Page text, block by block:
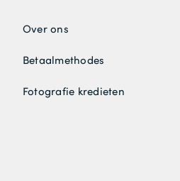
Over ons
Betaalmethodes
Fotografie kredieten